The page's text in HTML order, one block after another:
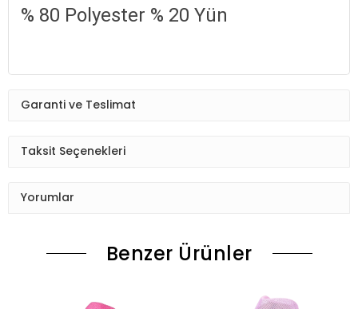
% 80 Polyester % 20 Yün
Garanti ve Teslimat
Taksit Seçenekleri
Yorumlar
Benzer Ürünler